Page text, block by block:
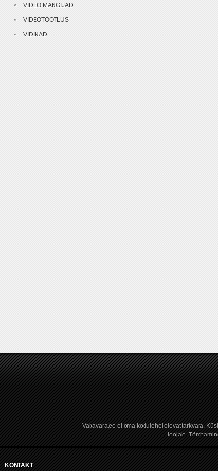
VIDEO MÄNGIJAD
VIDEOTÖÖTLUS
VIDINAD
Vabavara.ee ei oma kodulehel olevat tarkvara.
loojale.
KONTAKT